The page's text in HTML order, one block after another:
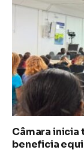
Câmara
beneficia